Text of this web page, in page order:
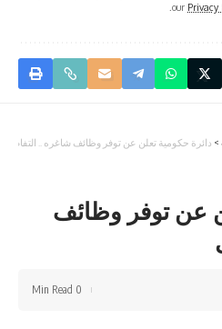
our Privacy
> دائرة حكومية تعلن عن توفر وظائف شاغره .. التفاصيل
عن توفر وظائف
0 Min Read